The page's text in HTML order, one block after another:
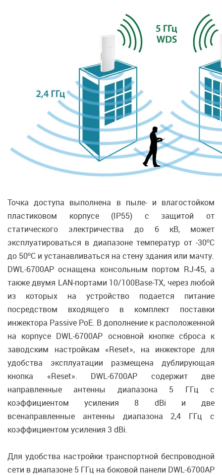
Точка доступа выполнена в пыле- и влагостойком
пластиковом корпусе (IP55) с защитой от
статического электричества до 6 кВ, может
эксплуатироваться в диапазоне температур от -30ºС
до 50ºС и устанавливаться на стену здания или мачту.
DWL-6700AP оснащена консольным портом RJ-45, а
также двумя LAN-портами 10/100Base-TX, через любой
из которых на устройство подается питание
посредством входящего в комплект поставки
инжектора Passive PoE. В дополнение к расположенной
на корпусе DWL-6700AP основной кнопке сброса к
заводским настройкам «Reset», на инжекторе для
удобства эксплуатации размещена дублирующая
кнопка «Reset». DWL-6700AP содержит две
направленные антенны диапазона 5 ГГц с
коэффициентом усиления 8 dBi и две
всенаправленные антенны диапазона 2,4 ГГц с
коэффициентом усиления 3 dBi.
Для удобства настройки транспортной беспроводной
сети в диапазоне 5 ГГц на боковой панели DWL-6700AP